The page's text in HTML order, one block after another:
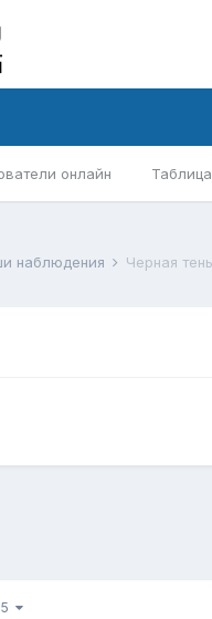
онлайн
наблюдения Черная тень